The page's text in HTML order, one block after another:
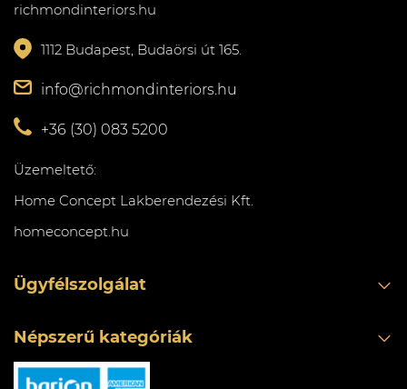
richmondinteriors.hu
1112 Budapest, Budaörsi út 165.
info@richmondinteriors.hu
+36 (30) 083 5200
Üzemeltető:
Home Concept Lakberendezési Kft.
homeconcept.hu
Ügyfélszolgálat
Népszerű kategóriák